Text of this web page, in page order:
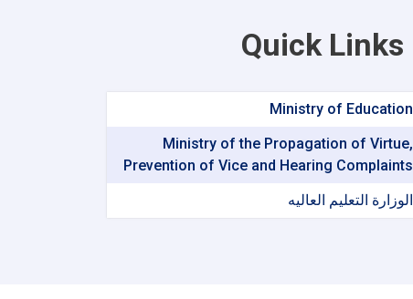
Quick Links
Ministry of Education
Ministry of the Propagation of Virtue,
Prevention of Vice and Hearing Complaints
الوزارة التعلیم العالیه